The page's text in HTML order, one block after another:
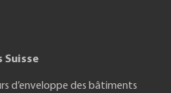
Suisse
d’enveloppe des bâtiments